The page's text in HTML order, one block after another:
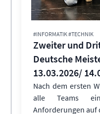
#INFORMATIK #TECHNIK
Zweiter und
Deutsche
13.03.2026/
Nach dem ersten
alle Teams
Anforderungen auf